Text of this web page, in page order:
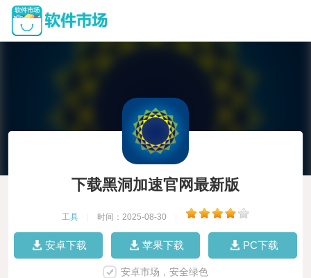
下载黑洞加速官网最新版
工具 时间：2025-08-30
安卓下载 苹果下载 PC下载
安卓市场，安全绿色